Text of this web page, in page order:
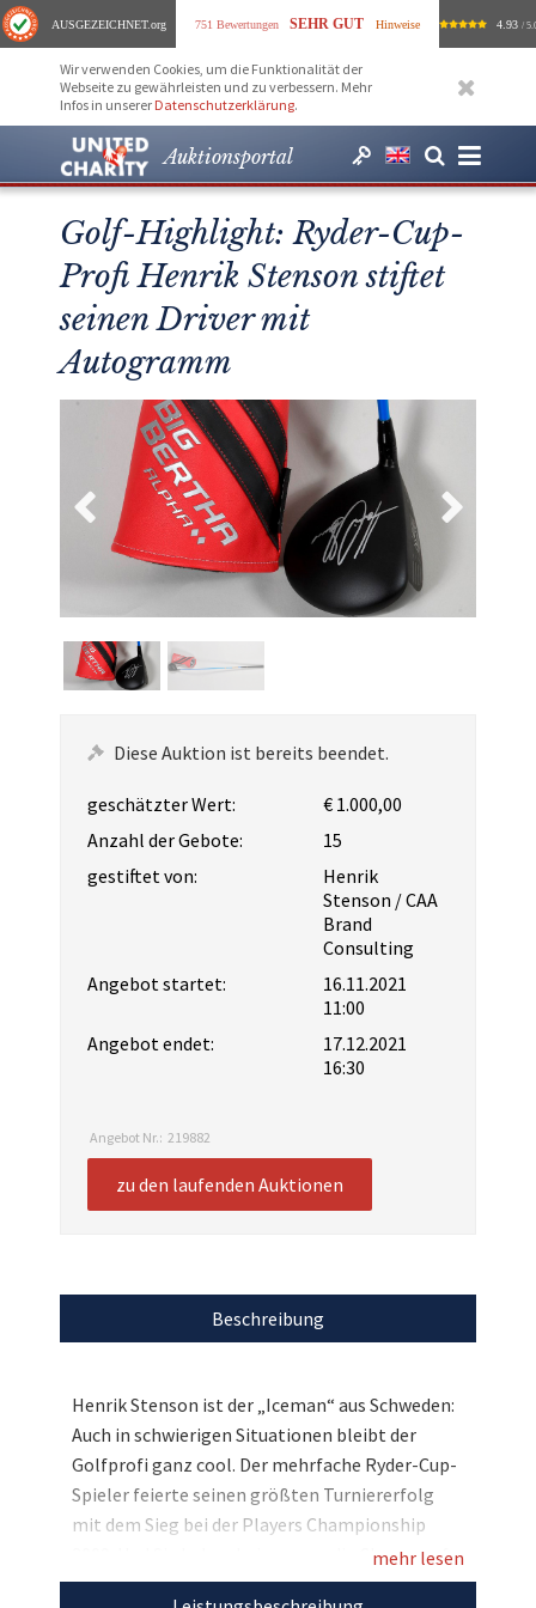
AUSGEZEICHNET.org 751 Bewertungen SEHR GUT Hinweise 4.93 /
Wir verwenden Cookies, um die Funktionalität der
Webseite zu gewährleisten und zu verbessern. Mehr
Infos in unserer Datenschutzerklärung.
Auktionsportal
Golf-Highlight: Ryder-Cup-
Profi Henrik Stenson stiftet
seinen Driver mit
Autogramm
Diese Auktion ist bereits beendet.
geschätzter Wert:
€ 1.000,00
Anzahl der Gebote:
15
gestiftet von:
Henrik
Stenson / CAA
Brand
Consulting
Angebot startet:
16.11.2021
11:00
Angebot endet:
17.12.2021
16:30
Angebot Nr.: 219882
zu den laufenden Auktionen
Beschreibung
Henrik Stenson ist der „Iceman“ aus Schweden:
Auch in schwierigen Situationen bleibt der
Golfprofi ganz cool. Der mehrfache Ryder-Cup-
Spieler feierte seinen größten Turniererfolg
mit dem Sieg bei der Players Championship
2009. Und Sie haben bei uns nun die Chance auf
eine echte Rarität: Im Rahmen der Thomas
mehr lesen